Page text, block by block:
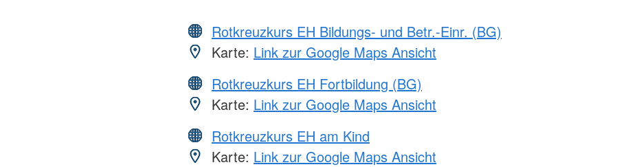
Rotkreuzkurs EH Bildungs- und Betr.-Einr. (BG)
Karte: Link zur Google Maps Ansicht
Rotkreuzkurs EH Fortbildung (BG)
Karte: Link zur Google Maps Ansicht
Rotkreuzkurs EH am Kind
Karte: Link zur Google Maps Ansicht